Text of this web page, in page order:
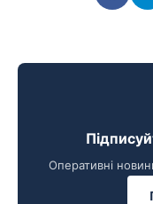
Оперативні